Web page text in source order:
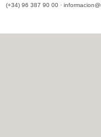
(+34) 96 387 90 00 ·